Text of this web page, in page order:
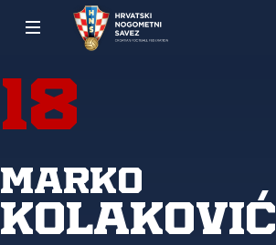
18
Marko
Kolaković